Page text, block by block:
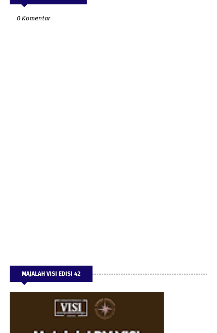
0 Komentar
MAJALAH VISI EDISI 42